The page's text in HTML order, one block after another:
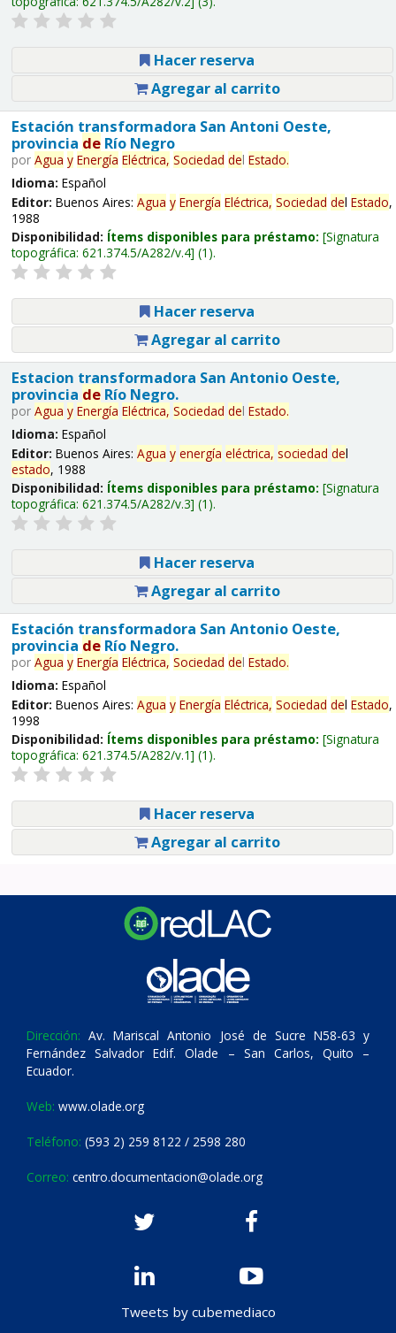
Hacer reserva
Agregar al carrito
Estación transformadora San Antoni Oeste,
provincia deRío Negro
por Agua y Energía Eléctrica, Sociedad del Estado.
Idioma: Español
Editor: Buenos Aires: Agua y Energía Eléctrica, Sociedad del Estado,
1988
Disponibilidad: Ítems disponibles para préstamo: Signatura
topográfica: 621.374.5/A282/v.4 (1).
Hacer reserva
Agregar al carrito
Estacion transformadora San Antonio Oeste,
provincia deRío Negro.
por Agua y Energía Eléctrica, Sociedad del Estado.
Idioma: Español
Editor: Buenos Aires: Agua y energía eléctrica, sociedad del
estado, 1988
Disponibilidad: Ítems disponibles para préstamo: Signatura
topográfica: 621.374.5/A282/v.3 (1).
Hacer reserva
Agregar al carrito
Estación transformadora San Antonio Oeste,
provincia deRío Negro.
por Agua y Energía Eléctrica, Sociedad del Estado.
Idioma: Español
Editor: Buenos Aires: Agua y Energía Eléctrica, Sociedad del Estado,
1998
Disponibilidad: Ítems disponibles para préstamo: Signatura
topográfica: 621.374.5/A282/v.1 (1).
Hacer reserva
Agregar al carrito
Dirección: Av. Mariscal Antonio José de Sucre N58-63 y
Fernández Salvador Edif. Olade – San Carlos, Quito –
Ecuador.
Web: www.olade.org
Teléfono: (593 2) 259 8122 / 2598 280
Correo: centro.documentacion@olade.org
Tweets by cubemediaco